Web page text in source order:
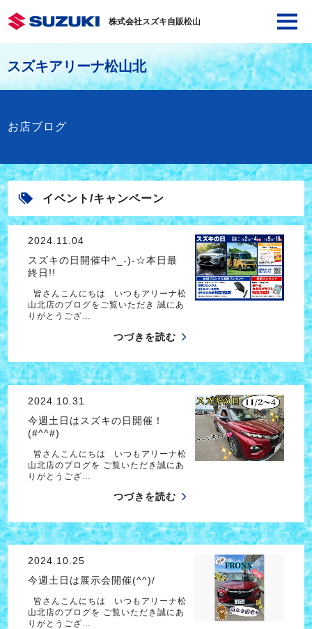
株式会社スズキ自販松山
スズキアリーナ松山北
お店ブログ
イベント/キャンペーン
2024.11.04
スズキの日開催中^_-)-☆本日最
終日!!
皆さんこんにちは いつもアリーナ松
山北店のブログをご覧いただき 誠にあ
りがとうござ…
つづきを読む
2024.10.31
今週土日はスズキの日開催！
(#^^#)
皆さんこんにちは いつもアリーナ松
山北店のブログを ご覧いただき誠にあ
りがとうござ…
つづきを読む
2024.10.25
今週土日は展示会開催(^^)/
皆さんこんにちは いつもアリーナ松
山北店のブログを ご覧いただき誠にあ
りがとうござ…